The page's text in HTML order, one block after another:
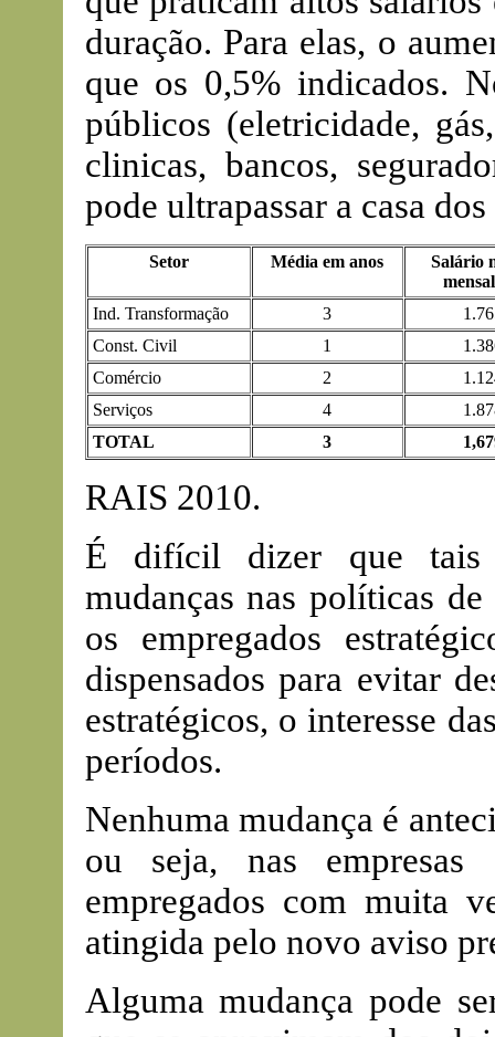
duração. Para elas, o
que os 0,5% indicados.
públicos (eletricidade,
clinicas, bancos,
pode ultrapassar a casa
Setor Média em anos
Salário
Ind. Transformação
3
Const. Civil
1
Comércio
2
Serviços
4
TOTAL
3
RAIS 2010.
É difícil dizer que tais
mudanças nas políticas
os empregados
dispensados para evitar
estratégicos, o interesse
períodos.
Nenhuma mudança é
ou seja, nas empresas
empregados com muita
atingida pelo novo aviso
Alguma mudança pode